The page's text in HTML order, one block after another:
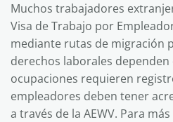
Muchos trabajadores
Visa de Trabajo por
mediante rutas de migración
derechos laborales dependen
ocupaciones requieren
empleadores deben tener
a través de la AEWV. Para